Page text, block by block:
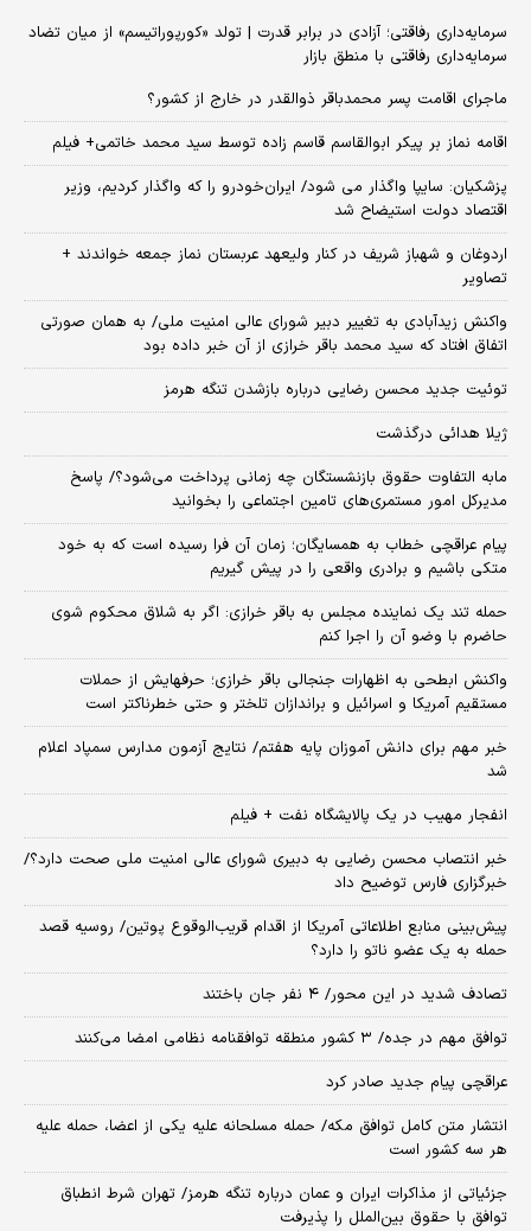
سرمایه‌داری رفاقتی؛ آزادی در برابر قدرت | تولد «کورپوراتیسم» از میان تضاد
سرمایه‌داری رفاقتی با منطق بازار
ماجرای اقامت پسر محمدباقر ذوالقدر در خارج از کشور؟
اقامه نماز بر پیکر ابوالقاسم قاسم زاده توسط سید محمد خاتمی+ فیلم
پزشکیان: سایپا واگذار می شود/ ایران‌خودرو را که واگذار کردیم، وزیر
اقتصاد دولت استیضاح شد
اردوغان و شهباز شریف در کنار ولیعهد عربستان نماز جمعه خواندند +
تصاویر
واکنش زیدآبادی به تغییر دبیر شورای عالی امنیت ملی/ به همان صورتی
اتفاق افتاد که سید محمد باقر خرازی از آن خبر داده بود
توئیت جدید محسن رضایی درباره بازشدن تنگه هرمز
ژیلا هدائی درگذشت
مابه التفاوت حقوق بازنشستگان چه زمانی پرداخت می‌شود؟/ پاسخ
مدیرکل امور مستمری‌های تامین اجتماعی را بخوانید
پیام عراقچی خطاب به همسایگان؛ زمان آن فرا رسیده است که به خود
متکی باشیم و برادری واقعی را در پیش گیریم
حمله تند یک نماینده مجلس به باقر خرازی: اگر به شلاق محکوم شوی
حاضرم با وضو آن را اجرا کنم
واکنش ابطحی به اظهارات جنجالی باقر خرازی؛ حرفهایش از حملات
مستقیم آمریکا و اسرائیل و براندازان تلختر و حتی خطرناکتر است
خبر مهم برای دانش آموزان پایه هفتم/ نتایج آزمون مدارس سمپاد اعلام
شد
انفجار مهیب در یک پالایشگاه نفت + فیلم
خبر انتصاب محسن رضایی به دبیری شورای عالی امنیت ملی صحت دارد؟/
خبرگزاری فارس توضیح داد
پیش‌بینی منابع اطلاعاتی آمریکا از اقدام قریب‌الوقوع پوتین/ روسیه قصد
حمله به یک عضو ناتو را دارد؟
تصادف شدید در این محور/ ۴ نفر جان باختند
توافق مهم در جده/ ۳ کشور منطقه توافقنامه نظامی امضا می‌کنند
عراقچی پیام جدید صادر کرد
انتشار متن کامل توافق مکه/ حمله مسلحانه علیه یکی از اعضا، حمله علیه
هر سه کشور است
جزئیاتی از مذاکرات ایران و عمان درباره تنگه هرمز/ تهران شرط انطباق
توافق با حقوق بین‌الملل را پذیرفت